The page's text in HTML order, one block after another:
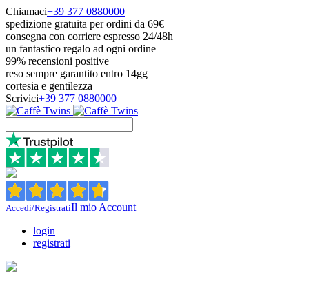
Chiamaci+39 377 0880000
spedizione gratuita per ordini da 69€
consegna con corriere espresso 24/48h
un fantastico regalo ad ogni ordine
99% recensioni positive
reso sempre garantito entro 14gg
cortesia e gentilezza
Scrivici+39 377 0880000
Accedi/RegistratiIl mio Account
login
registrati